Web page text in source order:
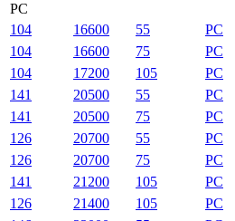
PC
104
16600 55 PC
104
16600 75 PC
104
17200 105 PC
141
20500 55 PC
141
20500 75 PC
126
20700 55 PC
126
20700 75 PC
141
21200 105 PC
126
21400 105 PC